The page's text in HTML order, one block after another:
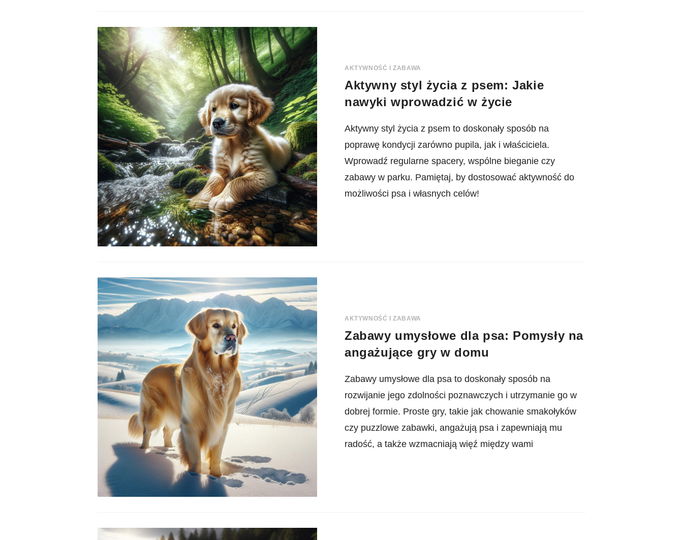
AKTYWNOŚĆ I ZABAWA
Aktywny styl życia z psem: Jakie
nawyki wprowadzić w życie
Aktywny styl życia z psem to doskonały sposób na
poprawę kondycji zarówno pupila, jak i właściciela.
Wprowadź regularne spacery, wspólne bieganie czy
zabawy w parku. Pamiętaj, by dostosować aktywność do
możliwości psa i własnych celów!
AKTYWNOŚĆ I ZABAWA
Zabawy umysłowe dla psa: Pomysły na
angażujące gry w domu
Zabawy umysłowe dla psa to doskonały sposób na
rozwijanie jego zdolności poznawczych i utrzymanie go w
dobrej formie. Proste gry, takie jak chowanie smakołyków
czy puzzlowe zabawki, angażują psa i zapewniają mu
radość, a także wzmacniają więź między wami